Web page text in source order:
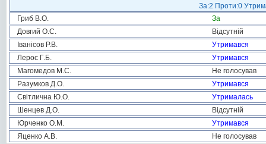
За:2 Проти:0
Гриб В.О.
За
Довгий О.С.
Відсутній
Іванісов Р.В.
Утримався
Лерос Г.Б.
Утримався
Магомедов М.С.
Не голосував
Разумков Д.О.
Утримався
Світлична Ю.О.
Утрималась
Шенцев Д.О.
Відсутній
Юрченко О.М.
Утримався
Яценко А.В.
Не голосував